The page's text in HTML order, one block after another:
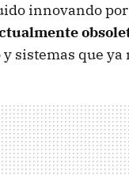
innovando
sistemas que ya